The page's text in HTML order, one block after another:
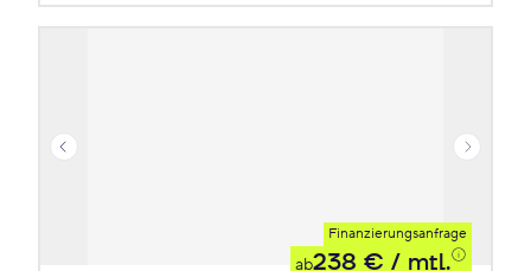
Finanzierungsanfrage
ab238 € / mtl.